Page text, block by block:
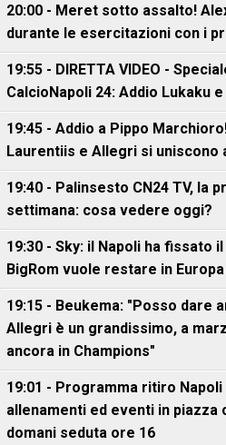
20:00 - Meret sotto assalto!
durante le esercitazioni con i
19:55 - DIRETTA VIDEO -
CalcioNapoli 24: Addio Lukaku
19:45 - Addio a Pippo
Laurentiis e Allegri si uniscono
19:40 - Palinsesto CN24 TV, la
settimana: cosa vedere oggi?
19:30 - Sky: il Napoli ha fissato
BigRom vuole restare in Europa
19:15 - Beukema: "Posso dare
Allegri è un grandissimo, a
ancora in Champions"
19:01 - Programma ritiro
allenamenti ed eventi in
domani seduta ore 16